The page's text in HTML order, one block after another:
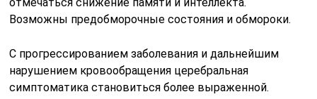
Возможны предобморочные состояния и обмороки.
С прогрессированием заболевания и дальнейшим
нарушением кровообращения церебральная
симптоматика становиться более выраженной.